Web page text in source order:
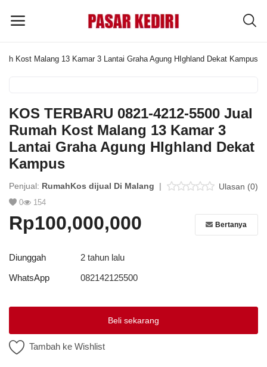
MENU UTAMA
Kategori
Home
Login
Kost Malang 13 Kamar 3 Lantai Graha Agung HIghland Dekat Kampus
KOS TERBARU 0821-4212-5500 Jual
Rumah Kost Malang 13 Kamar 3
Lantai Graha Agung HIghland Dekat
Kampus
Penjual: RumahKos dijual Di Malang | Ulasan (0)
0 154
Rp100,000,000 Bertanya
Diunggah
2 tahun lalu
WhatsApp
082142125500
Beli sekarang
Tambah ke Wishlist